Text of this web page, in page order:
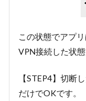
この状態でアプ
VPN接続した状
【STEP4】切断
だけでOKです。